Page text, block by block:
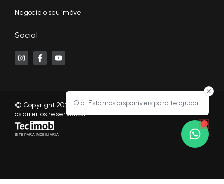
Olá! Estamos disponíveis para te ajudar.
1
Negocie o seu imóvel
Social
© Copyright 2026 - KF NEGÓCIOS IMOBILIÁRIOS RP - Todos
os direitos reservados
SITE PARA IMOBILIARIA